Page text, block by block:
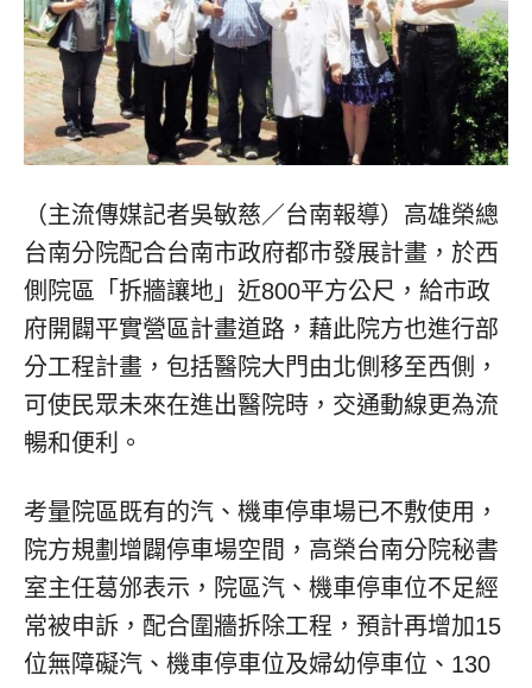
（主流傳媒記者吳敏慈／台南報導）高雄榮總
台南分院配合台南市政府都市發展計畫，於西
側院區「拆牆讓地」近800平方公尺，給市政
府開闢平實營區計畫道路，藉此院方也進行部
分工程計畫，包括醫院大門由北側移至西側，
可使民眾未來在進出醫院時，交通動線更為流
暢和便利。
考量院區既有的汽、機車停車場已不敷使用，
院方規劃增闢停車場空間，高榮台南分院秘書
室主任葛邠表示，院區汽、機車停車位不足經
常被申訴，配合圍牆拆除工程，預計再增加15
位無障礙汽、機車停車位及婦幼停車位、130